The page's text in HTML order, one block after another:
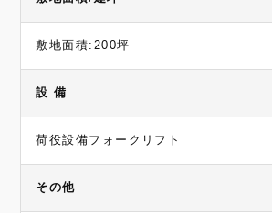
敷地面積:200坪
設 備
荷役設備フォークリフト
その他